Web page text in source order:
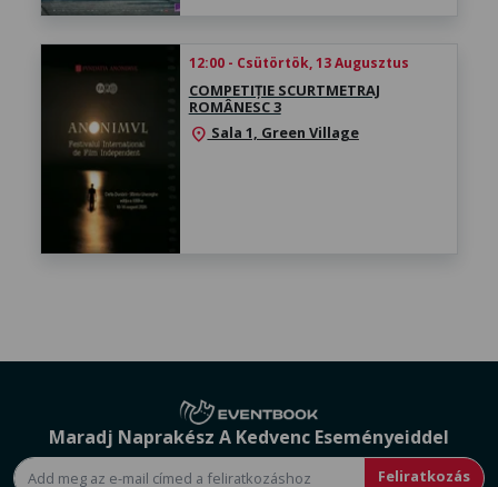
12:00 - Csütörtök, 13 Augusztus
COMPETIȚIE SCURTMETRAJ
ROMÂNESC 3
location_on Sala 1, Green Village
Maradj Naprakész A Kedvenc Eseményeiddel
Feliratkozás